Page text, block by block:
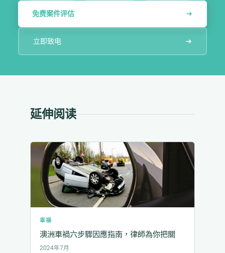
免费案件评估
立即致电
延伸阅读
車禍
澳洲車禍六步驟因應指南，律師為你把關
2024年7月